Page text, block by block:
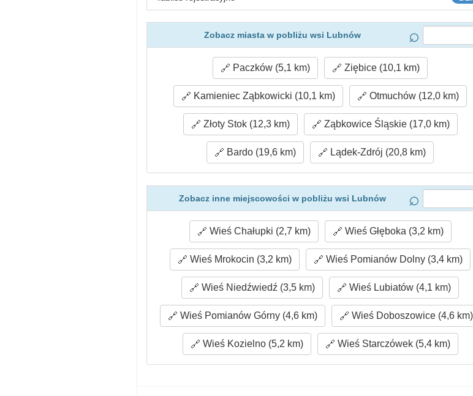
Zobacz miasta w pobliżu wsi Lubnów
Paczków (5,1 km) Ziębice (10,1 km)
Kamieniec Ząbkowicki (10,1 km) Otmuchów (12,0 km)
Złoty Stok (12,3 km) Ząbkowice Śląskie (17,0 km)
Bardo (19,6 km) Lądek-Zdrój (20,8 km)
Zobacz inne miejscowości w pobliżu wsi Lubnów
Wieś Chałupki (2,7 km) Wieś Głęboka (3,2 km)
Wieś Mrokocin (3,2 km) Wieś Pomianów Dolny (3,4 km)
Wieś Niedźwiedź (3,5 km) Wieś Lubiatów (4,1 km)
Wieś Pomianów Górny (4,6 km) Wieś Doboszowice (4,6 km)
Wieś Kozielno (5,2 km) Wieś Starczówek (5,4 km)